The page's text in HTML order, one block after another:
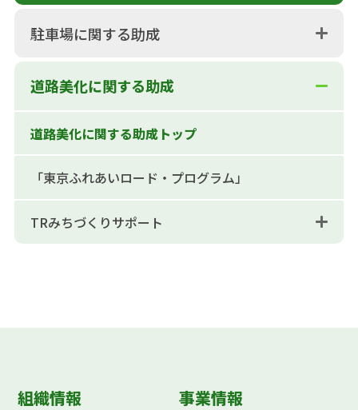
駐車場に関する助成
道路美化に関する助成
道路美化に関する助成トップ
「東京ふれあいロード・プログラム」
TRみちづくりサポート
組織情報
事業情報